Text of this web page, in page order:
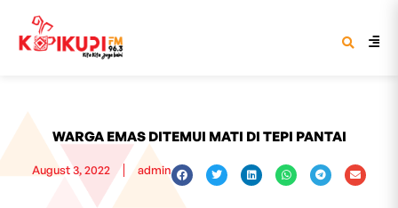
WARGA EMAS DITEMUI MATI DI TEPI PANTAI
August 3, 2022 admin